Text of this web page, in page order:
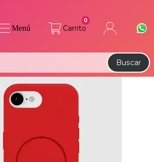
Carrito
0
Buscar
Menú